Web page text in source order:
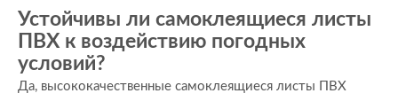
Устойчивы ли самоклеящиеся листы
ПВХ к воздействию погодных
условий?
Да, высококачественные самоклеящиеся листы ПВХ